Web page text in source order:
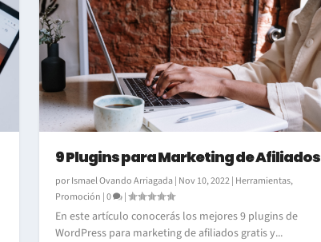
9 Plugins para Marketing de Afiliados
porIsmael Ovando Arriagada| Nov 10, 2022| Herramientas,
Promoción |0 |
En este artículo conocerás los mejores 9 plugins de
WordPress para marketing de afiliados gratis y...